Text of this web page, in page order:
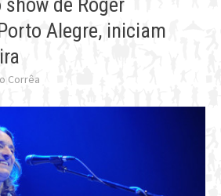
de Roger
Alegre, iniciam
Corrêa